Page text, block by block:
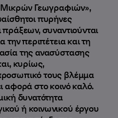
Γεωγραφιών»,
πυρήνες
συναντιούνται
την περιπέτεια και τη
της ανασύστασης
κυρίως,
τους βλέμμα
αφορά στο κοινό καλό.
δυνατότητα
ή κοινωνικού έργου